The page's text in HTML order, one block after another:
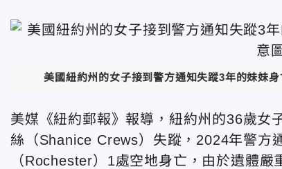
美國紐約州的女子接到警方通知失蹤3年的妹妹
美媒《紐約郵報》報導，紐約州的36歲
絲（Shanice Crews）失蹤， 2024年警方
（Rochester）1處空地身亡，由於遺體